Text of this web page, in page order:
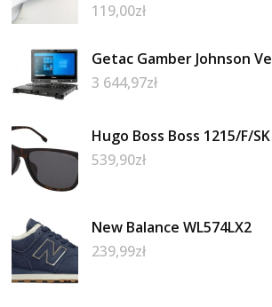
119,00zł
Getac Gamber Johnson
3 644,97zł
Hugo Boss Boss 1215/F/
539,90zł
New Balance WL574LX2
239,99zł